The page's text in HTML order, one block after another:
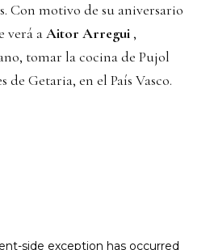
Con motivo de su aniversario
verá aAitor Arregui ,
tomar la cocina de Pujol
de Getaria, en el País Vasco.